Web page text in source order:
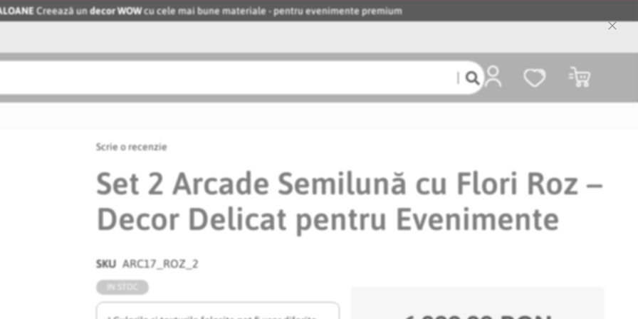
Creează undecor WOWcu cele mai bune materiale - pentru evenimente premium
Coșul meu
Scrie o recenzie
Set 2 Arcade Semilună cu Flori Roz –
Decor Delicat pentru Evenimente
SKU ARC17_ROZ_2